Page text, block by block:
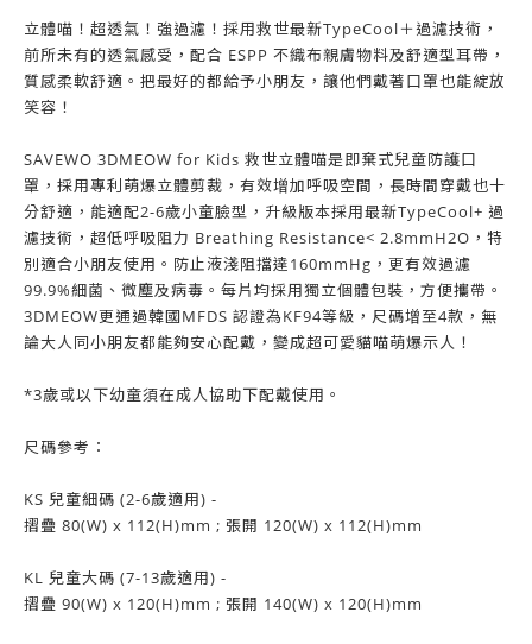
立體喵！超透氣！強過濾！採用救世最新TypeCool＋過濾技術，
前所未有的透氣感受，配合 ESPP 不織布親膚物料及舒適型耳帶，
質感柔軟舒適。把最好的都給予小朋友，讓他們戴著口罩也能綻放
笑容！
SAVEWO 3DMEOW for Kids 救世立體喵是即棄式兒童防護口
罩，採用專利萌爆立體剪裁，有效增加呼吸空間，長時間穿戴也十
分舒適，能適配2-6歲小童臉型，升級版本採用最新TypeCool+ 過
濾技術，超低呼吸阻力 Breathing Resistance< 2.8mmH2O，特
別適合小朋友使用。防止液淺阻擋達160mmHg，更有效過濾
99.9%細菌、微塵及病毒。每片均採用獨立個體包裝，方便攜帶。
3DMEOW更通過韓國MFDS 認證為KF94等級，尺碼增至4款，無
論大人同小朋友都能夠安心配戴，變成超可愛貓喵萌爆示人！
*3歲或以下幼童須在成人協助下配戴使用。
尺碼參考：
KS 兒童細碼 (2-6歲適用) -
摺疊 80(W) x 112(H)mm ; 張開 120(W) x 112(H)mm
KL 兒童大碼 (7-13歲適用) -
摺疊 90(W) x 120(H)mm ; 張開 140(W) x 120(H)mm